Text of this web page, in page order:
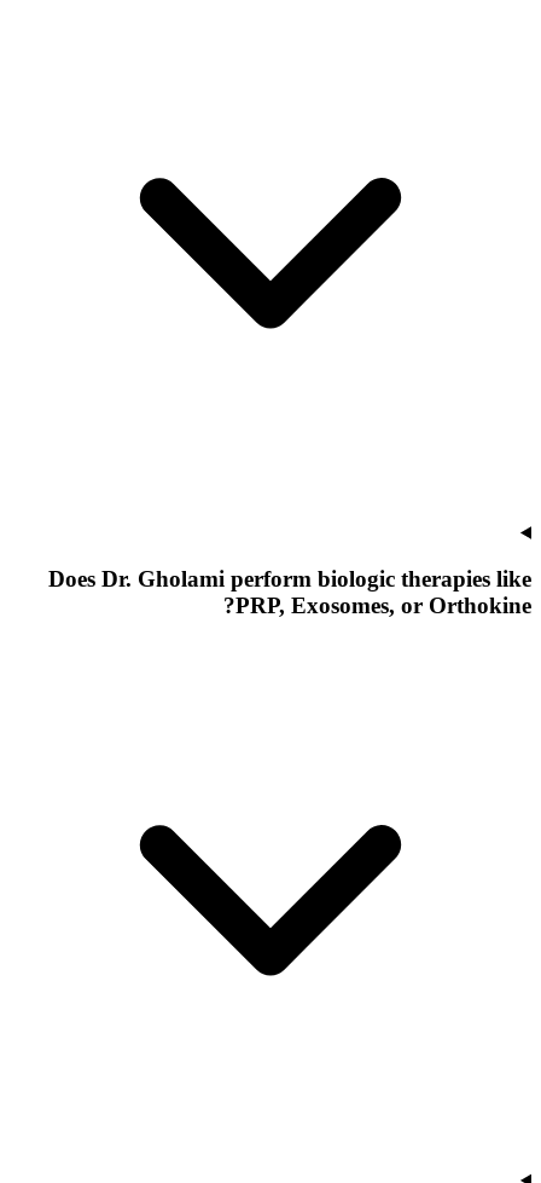
Does Dr. Gholami perform biologic therapies like
PRP, Exosomes, or Orthokine?